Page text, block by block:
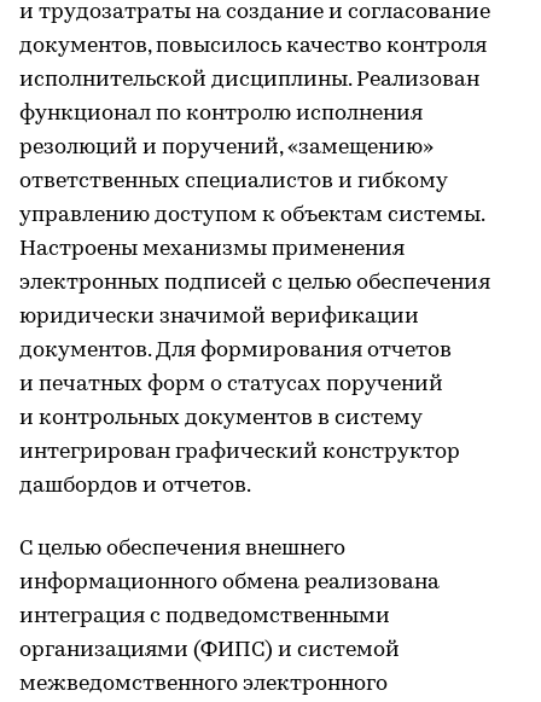
и трудозатраты на создание и согласование
документов, повысилось качество контроля
исполнительской дисциплины. Реализован
функционал по контролю исполнения
резолюций и поручений, «замещению»
ответственных специалистов и гибкому
управлению доступом к объектам системы.
Настроены механизмы применения
электронных подписей с целью обеспечения
юридически значимой верификации
документов. Для формирования отчетов
и печатных форм о статусах поручений
и контрольных документов в систему
интегрирован графический конструктор
дашбордов и отчетов.
С целью обеспечения внешнего
информационного обмена реализована
интеграция с подведомственными
организациями (ФИПС) и системой
межведомственного электронного